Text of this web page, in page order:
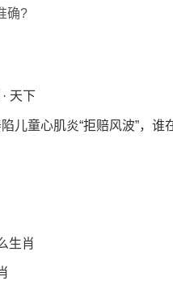
确?
天下
儿童心肌炎“拒赔风波”，
生肖